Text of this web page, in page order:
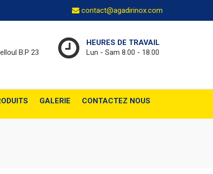
contact@agadirinox.com
B.P 23
HEURES DE TRAVAIL
Lun - Sam 8.00 - 18.00
GALERIE CONTACTEZ NOUS